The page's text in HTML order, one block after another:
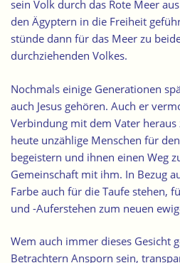
sein Volk durch das Rote Meer
den Ägyptern in die Freiheit
stünde dann für das Meer zu
durchziehenden Volkes.
Nochmals einige Generationen
auch Jesus gehören. Auch er
Verbindung mit dem Vater
heute unzählige Menschen für
begeistern und ihnen einen Weg
Gemeinschaft mit ihm. In Bezug
Farbe auch für die Taufe stehen,
und -Auferstehen zum neuen
Wem auch immer dieses Gesicht
Betrachtern Ansporn sein,